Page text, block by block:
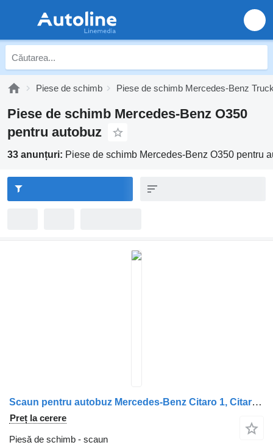
Piese de schimb Piese de schimb Mercedes-Benz
Piese de schimb Mercedes-Benz O350
pentru autobuz
33 anunțuri: Piese de schimb Mercedes-Benz O350 pentru
Scaun pentru autobuz Mercedes-Benz Citaro 1, Citaro 2, Conecto, Integro, Intouro, O350, Tourismo, Travego Bus
Preț la cerere
Piesă de schimb - scaun